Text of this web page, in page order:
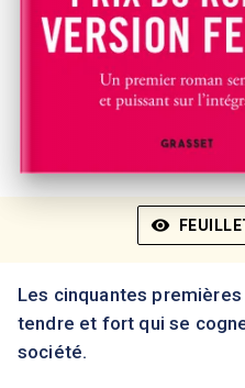
visibility
Les cinquantes
tendre et fort qui se
société.